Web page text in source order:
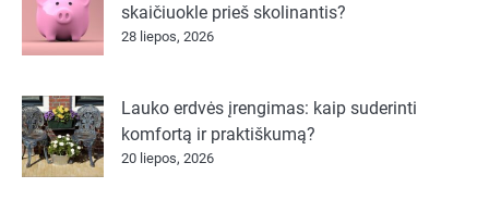
skaičiuokle prieš skolinantis?
28 liepos, 2026
Lauko erdvės įrengimas: kaip suderinti
komfortą ir praktiškumą?
20 liepos, 2026